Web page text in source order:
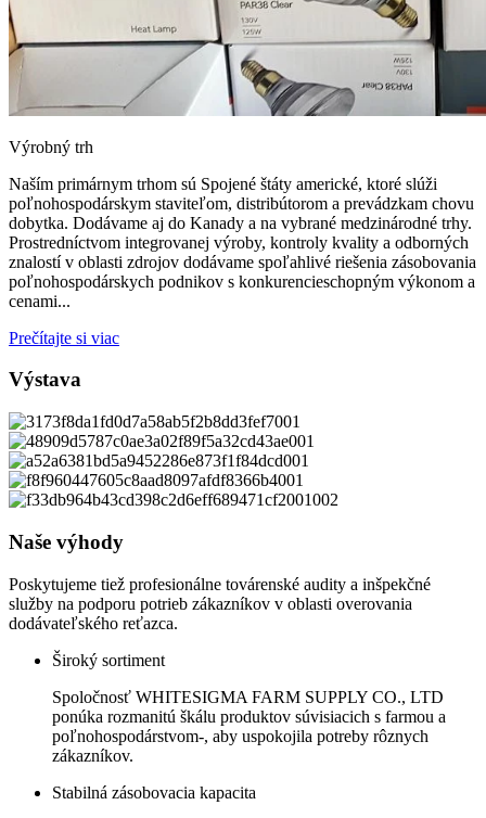
Výrobný trh
Naším primárnym trhom sú Spojené štáty americké, ktoré slúži
poľnohospodárskym staviteľom, distribútorom a prevádzkam chovu
dobytka. Dodávame aj do Kanady a na vybrané medzinárodné trhy.
Prostredníctvom integrovanej výroby, kontroly kvality a odborných
znalostí v oblasti zdrojov dodávame spoľahlivé riešenia zásobovania
poľnohospodárskych podnikov s konkurencieschopným výkonom a
cenami...
Prečítajte si viac
Výstava
Naše výhody
Poskytujeme tiež profesionálne továrenské audity a inšpekčné
služby na podporu potrieb zákazníkov v oblasti overovania
dodávateľského reťazca.
Široký sortiment
Spoločnosť WHITESIGMA FARM SUPPLY CO., LTD
ponúka rozmanitú škálu produktov súvisiacich s farmou a
poľnohospodárstvom-, aby uspokojila potreby rôznych
zákazníkov.
Stabilná zásobovacia kapacita